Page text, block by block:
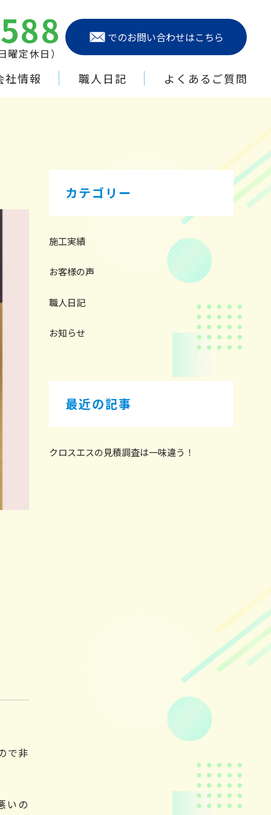
社情報 職人日記 よくあるご質問
定休日）
でのお問い合わせはこちら
で非
いの
カテゴリー
施工実績
お客様の声
職人日記
お知らせ
最近の記事
クロスエスの見積調査は一味違う！